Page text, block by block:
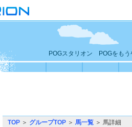
POGスタリオン POGをもう
TOP ＞ グループTOP ＞ 馬一覧 ＞ 馬詳細